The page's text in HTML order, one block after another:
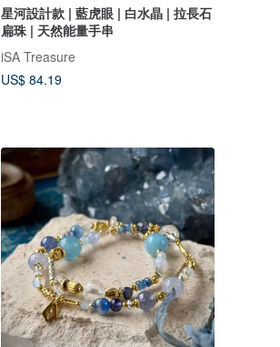
星河設計款 | 藍虎眼 | 白水晶 | 拉長石
扁珠 | 天然能量手串
iSA Treasure
US$ 84.19